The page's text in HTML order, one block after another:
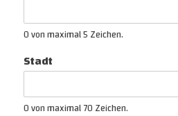
0 von maximal 5 Zeichen.
Stadt
0 von maximal 70 Zeichen.